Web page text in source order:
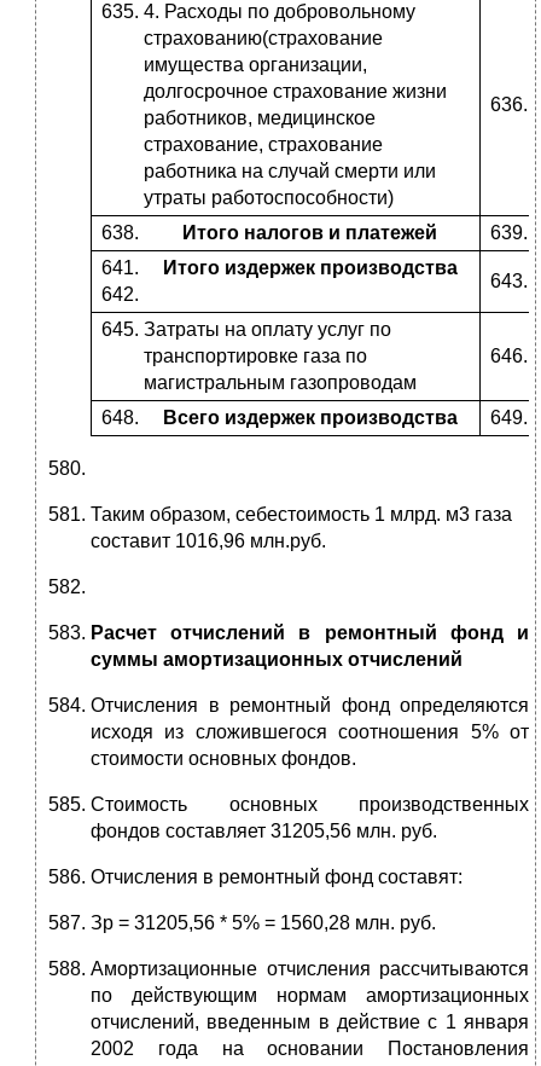
4. Расходы по добровольному
страхованию(страхование
имущества организации,
долгосрочное страхование жизни
работников, медицинское
страхование, страхование
работника на случай смерти или
утраты работоспособности)
Итого налогов и платежей
Итого издержек производства
Затраты на оплату услуг по
транспортировке газа по
магистральным газопроводам
Всего издержек производства
Таким образом, себестоимость 1 млрд. м3 газа
составит 1016,96 млн.руб.
Расчет отчислений в ремонтный фонд и
суммы амортизационных отчислений
Отчисления в ремонтный фонд определяются
исходя из сложившегося соотношения 5% от
стоимости основных фондов.
Стоимость основных производственных
фондов составляет 31205,56 млн. руб.
Отчисления в ремонтный фонд составят:
Зр = 31205,56 * 5% = 1560,28 млн. руб.
Амортизационные отчисления рассчитываются
по действующим нормам амортизационных
отчислений, введенным в действие с 1 января
2002 года на основании Постановления